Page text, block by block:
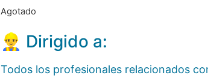
Agotado
👷‍♂️ Dirigido a:
Todos los profesionales relacionados